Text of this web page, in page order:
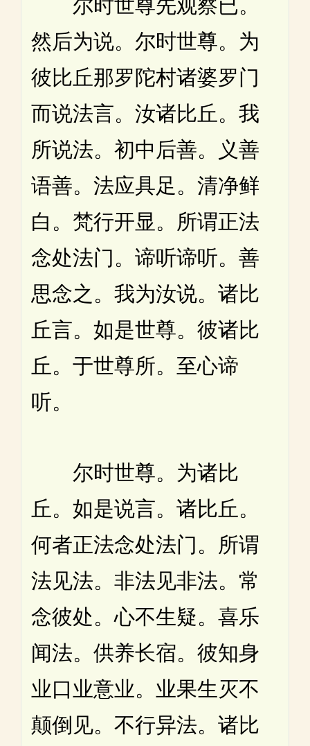
尔时世尊先观察已。
然后为说。尔时世尊。为
彼比丘那罗陀村诸婆罗门
而说法言。汝诸比丘。我
所说法。初中后善。义善
语善。法应具足。清净鲜
白。梵行开显。所谓正法
念处法门。谛听谛听。善
思念之。我为汝说。诸比
丘言。如是世尊。彼诸比
丘。于世尊所。至心谛
听。
尔时世尊。为诸比
丘。如是说言。诸比丘。
何者正法念处法门。所谓
法见法。非法见非法。常
念彼处。心不生疑。喜乐
闻法。供养长宿。彼知身
业口业意业。业果生灭不
颠倒见。不行异法。诸比